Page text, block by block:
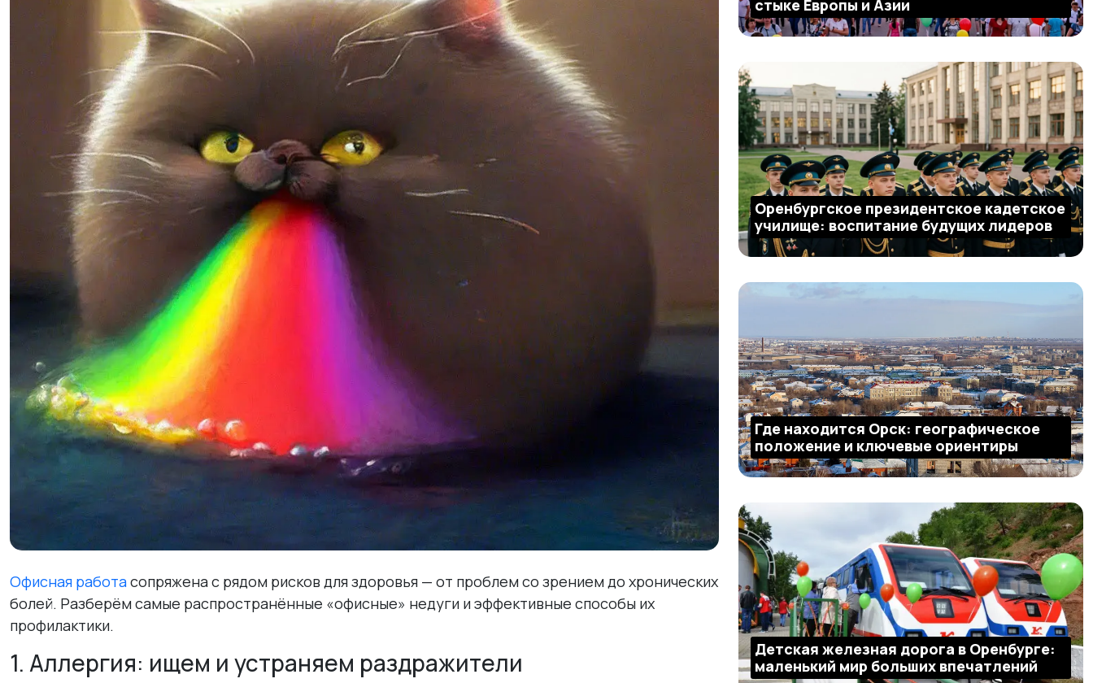
Офисная работасопряжена с рядом рисков для здоровья — от проблем со зрением до хронических
болей. Разберём самые распространённые «офисные» недуги и эффективные способы их
профилактики.
1. Аллергия: ищем и устраняем раздражители
стыке Европы и Азии
Оренбургское президентское кадетское
училище: воспитание будущих лидеров
Где находится Орск: географическое
положение и ключевые ориентиры
Детская железная дорога в Оренбурге:
маленький мир больших впечатлений